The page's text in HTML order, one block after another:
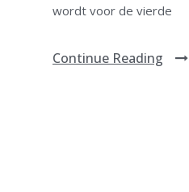
wordt voor de vierde
Continue Reading